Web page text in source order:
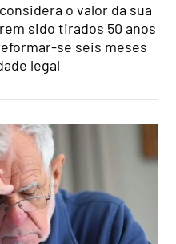
o valor da sua
sido tirados 50 anos
se seis meses
legal